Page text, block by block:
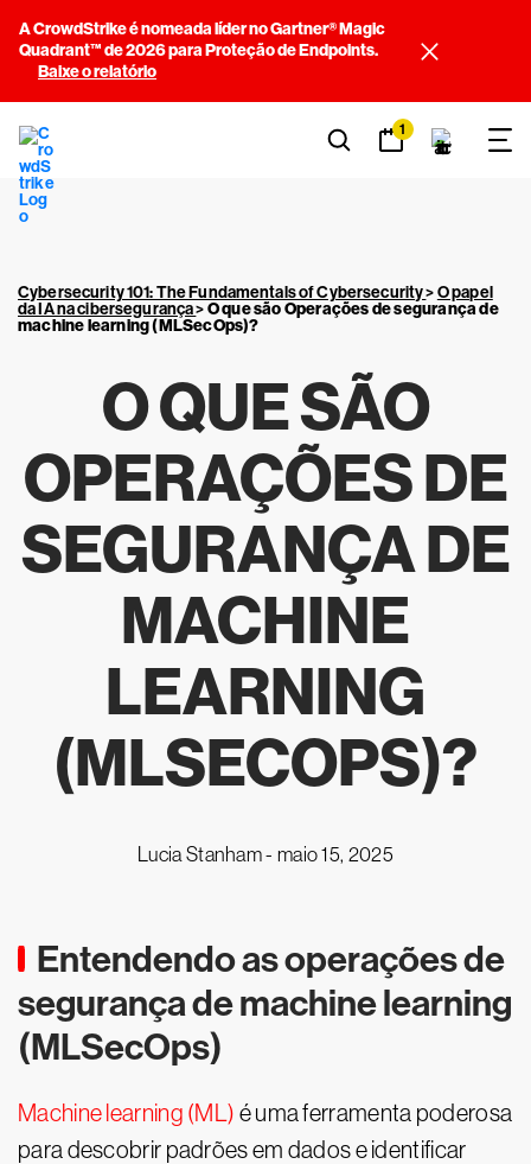
A CrowdStrike é nomeada líder no Gartner® Magic
Quadrant™ de 2026 para Proteção de Endpoints.
Baixe o relatório
1
Cybersecurity 101: The Fundamentals of Cybersecurity>O papel
da IA na cibersegurança>O que são Operações de segurança de
machine learning (MLSecOps)?
O QUE SÃO
OPERAÇÕES DE
SEGURANÇA DE
MACHINE
LEARNING
(MLSECOPS)?
Lucia Stanham - maio 15, 2025
Entendendo as operações de
segurança de machine learning
(MLSecOps)
Machine learning (ML) é uma ferramenta poderosa
para descobrir padrões em dados e identificar